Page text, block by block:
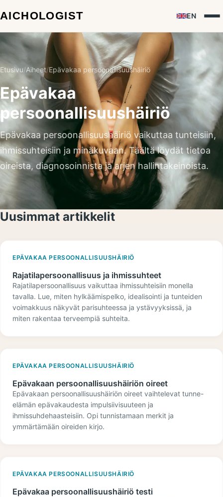
EN
Etusivu/Aiheet/Epävakaa persoonallisuushäiriö
Epävakaa
persoonallisuushäiriö
Epävakaa persoonallisuushäiriö vaikuttaa tunteisiin,
ihmissuhteisiin ja minäkuvaan. Täältä löydät tietoa
oireista, diagnosoinnista ja arjen hallintakeinoista.
Uusimmat artikkelit
EPÄVAKAA PERSOONALLISUUSHÄIRIÖ
Rajatilapersoonallisuus ja ihmissuhteet
Rajatilapersoonallisuus vaikuttaa ihmissuhteisiin monella
tavalla. Lue, miten hylkäämispelko, idealisointi ja tunteiden
voimakkuus näkyvät parisuhteessa ja ystävyyksissä, ja
miten rakentaa terveempiä suhteita.
EPÄVAKAA PERSOONALLISUUSHÄIRIÖ
Epävakaan persoonallisuushäiriön oireet
Epävakaan persoonallisuushäiriön oireet vaihtelevat tunne-
elämän epävakaudesta impulsiivisuuteen ja
ihmissuhdehaasteisiin. Opi tunnistamaan merkit ja
ymmärtämään oireiden kirjo.
EPÄVAKAA PERSOONALLISUUSHÄIRIÖ
Epävakaa persoonallisuushäiriö testi